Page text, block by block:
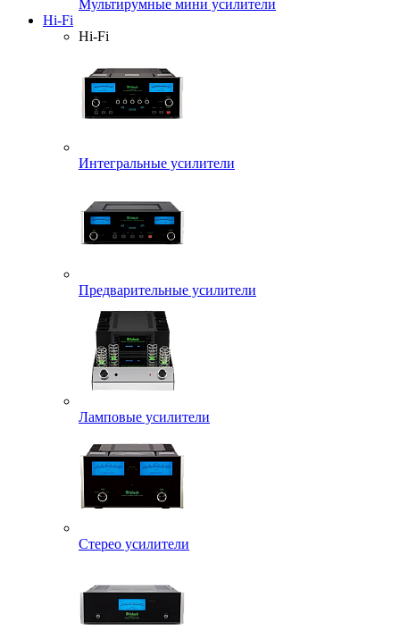
Мультирумные мини усилители
Hi-Fi
Hi-Fi
Интегральные усилители
Предварительные усилители
Ламповые усилители
Стерео усилители